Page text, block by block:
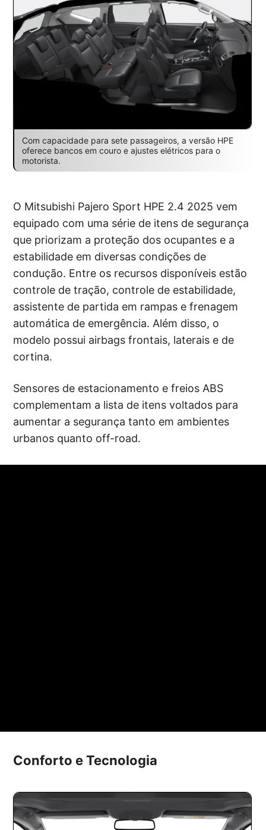
Com capacidade para sete passageiros, a versão HPE
oferece bancos em couro e ajustes elétricos para o
motorista.
O Mitsubishi Pajero Sport HPE 2.4 2025 vem
equipado com uma série de itens de segurança
que priorizam a proteção dos ocupantes e a
estabilidade em diversas condições de
condução. Entre os recursos disponíveis estão
controle de tração, controle de estabilidade,
assistente de partida em rampas e frenagem
automática de emergência. Além disso, o
modelo possui airbags frontais, laterais e de
cortina.
Sensores de estacionamento e freios ABS
complementam a lista de itens voltados para
aumentar a segurança tanto em ambientes
urbanos quanto off-road.
Conforto e Tecnologia